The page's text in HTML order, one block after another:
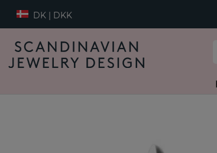
DK | DKK